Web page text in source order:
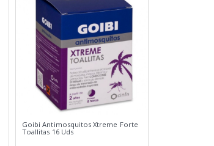
Goibi Antimosquitos Xtreme Forte
Toallitas 16 Uds